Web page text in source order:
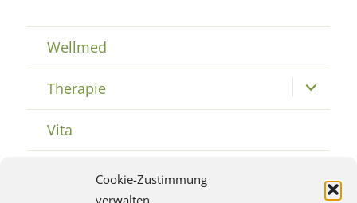
Cookie-Zustimmung
verwalten
Wellmed
Therapie
Untermenü
öffnen
Vita
Geschenke
öffnen